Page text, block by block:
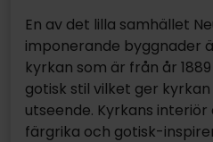
En av det lilla samhället
imponerande byggnader
kyrkan som är från år
gotisk stil vilket ger
utseende. Kyrkans
färgrika och gotisk-